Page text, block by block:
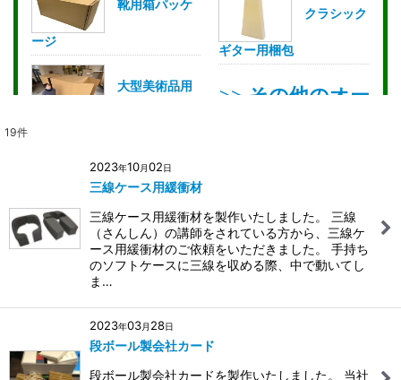
19件
2023年10月02日
三線ケース用緩衝材
三線ケース用緩衝材を製作いたしました。 三線
（さんしん）の講師をされている方から、三線ケ
ース用緩衝材のご依頼をいただきました。 手持ち
のソフトケースに三線を収める際、中で動いてし
ま…
2023年03月 28日
段ボール製会社カード
段ボール製会社カードを製作いたしました。 当社